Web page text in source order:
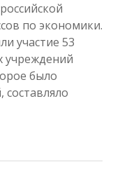
по экономики.
участие 53
учреждений
было